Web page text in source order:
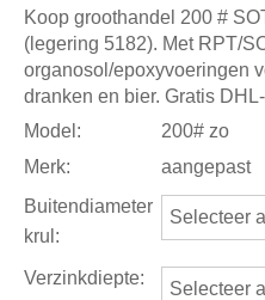
Koop groothandel 200 #
(legering 5182). Met RPT/
organosol/epoxyvoeringen
dranken en bier. Gratis
Model:
200# zo
Merk:
aangepast
Buitendiameter
krul:
Selecteer
Verzinkdiepte:
Selecteer